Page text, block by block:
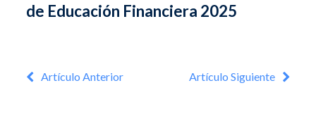
de Educación Financiera 2025
Artículo Anterior Artículo Siguiente